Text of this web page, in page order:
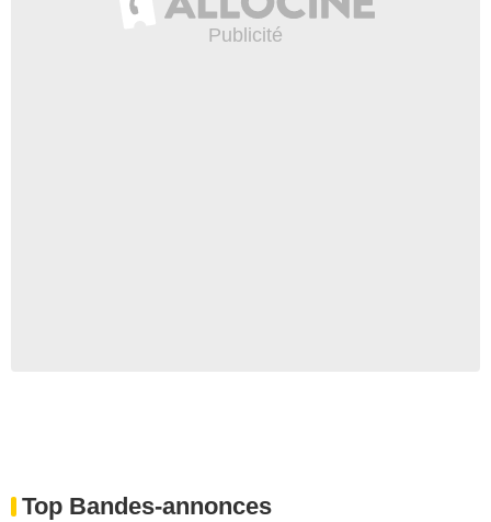
Top Bandes-annonces